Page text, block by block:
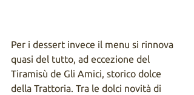
Per i dessert invece il menu si rinnova
quasi del tutto, ad eccezione del
Tiramisù de Gli Amici, storico dolce
della Trattoria. Tra le dolci novità di